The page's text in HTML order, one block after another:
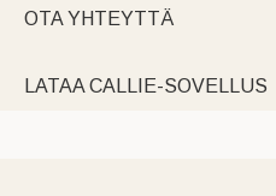
OTA YHTEYTTÄ
LATAA CALLIE-SOVELLUS